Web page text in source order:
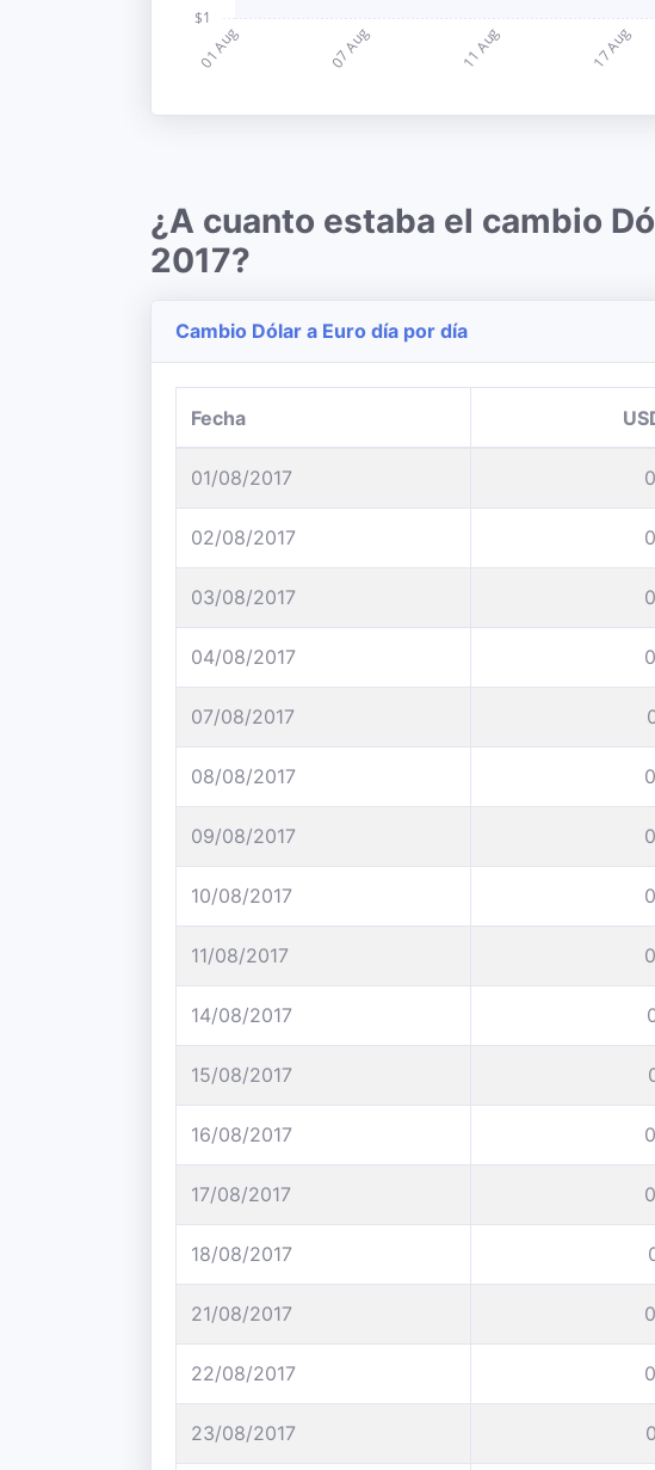
¿A cuanto estaba el cambio
2017?
Cambio Dólar a Euro día por día
Fecha
01/08/2017
02/08/2017
03/08/2017
04/08/2017
07/08/2017
08/08/2017
09/08/2017
10/08/2017
11/08/2017
14/08/2017
15/08/2017
16/08/2017
17/08/2017
18/08/2017
21/08/2017
22/08/2017
23/08/2017